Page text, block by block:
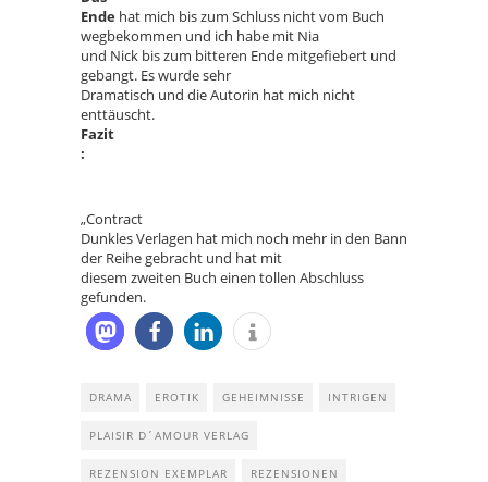
Ende hat mich bis zum Schluss nicht vom Buch
wegbekommen und ich habe mit Nia
und Nick bis zum bitteren Ende mitgefiebert und
gebangt. Es wurde sehr
Dramatisch und die Autorin hat mich nicht
enttäuscht.
Fazit
:
„Contract
Dunkles Verlagen hat mich noch mehr in den Bann
der Reihe gebracht und hat mit
diesem zweiten Buch einen tollen Abschluss
gefunden.
DRAMA EROTIK GEHEIMNISSE INTRIGEN
PLAISIR D´AMOUR VERLAG
REZENSION EXEMPLAR REZENSIONEN